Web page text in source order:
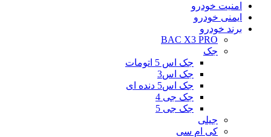
امنیت خودرو
ایمنی خودرو
برند خودرو
BAC X3 PRO
جک
جک اس 5 اتومات
جک اس3
جک اس5 دنده ای
جک جی 4
جک جی 5
جیلی
کی ام سی